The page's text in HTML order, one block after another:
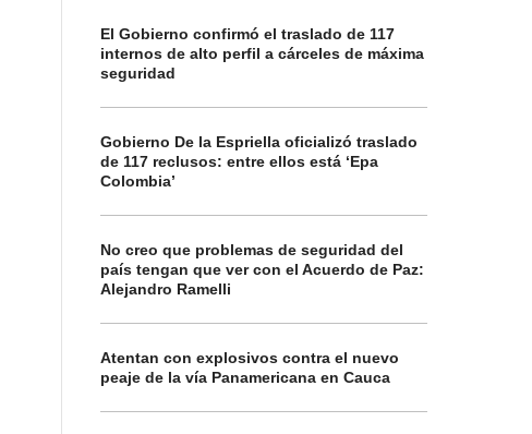
El Gobierno confirmó el traslado de 117
internos de alto perfil a cárceles de máxima
seguridad
Gobierno De la Espriella oficializó traslado
de 117 reclusos: entre ellos está ‘Epa
Colombia’
No creo que problemas de seguridad del
país tengan que ver con el Acuerdo de Paz:
Alejandro Ramelli
Atentan con explosivos contra el nuevo
peaje de la vía Panamericana en Cauca